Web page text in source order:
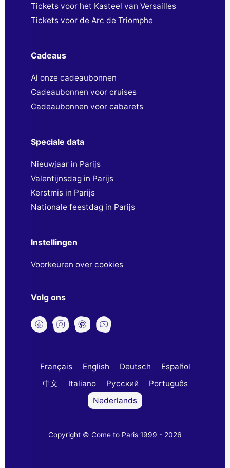
Tickets voor het Kasteel van Versailles
Tickets voor de Arc de Triomphe
Cadeaus
Al onze cadeaubonnen
Cadeaubonnen voor cruises
Cadeaubonnen voor cabarets
Speciale data
Nieuwjaar in Parijs
Valentijnsdag in Parijs
Kerstmis in Parijs
Nationale feestdag in Parijs
Instellingen
Voorkeuren over cookies
Volg ons
Français English Deutsch
Español
中文
Italiano Русский
Português
Nederlands
Copyright © Come to Paris 1999 - 2026